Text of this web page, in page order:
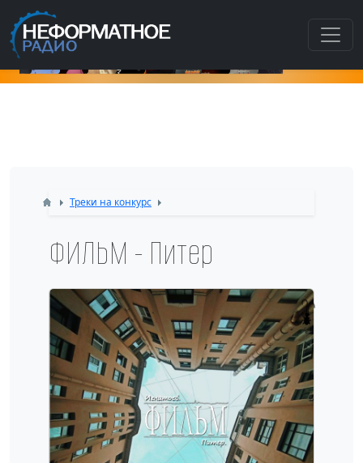
Как попасть в этот раздел???
Треки на конкурс
ФИЛЬМ - Питер